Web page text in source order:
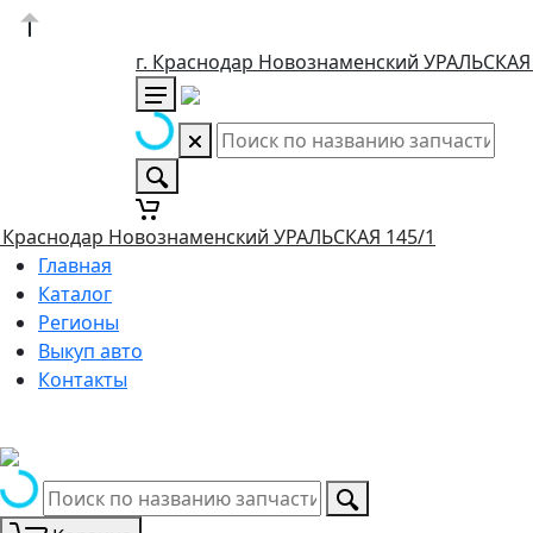
г. Краснодар Новознаменский УРАЛЬСКАЯ
Краснодар Новознаменский УРАЛЬСКАЯ 145/1
Главная
Каталог
Регионы
Выкуп авто
Контакты